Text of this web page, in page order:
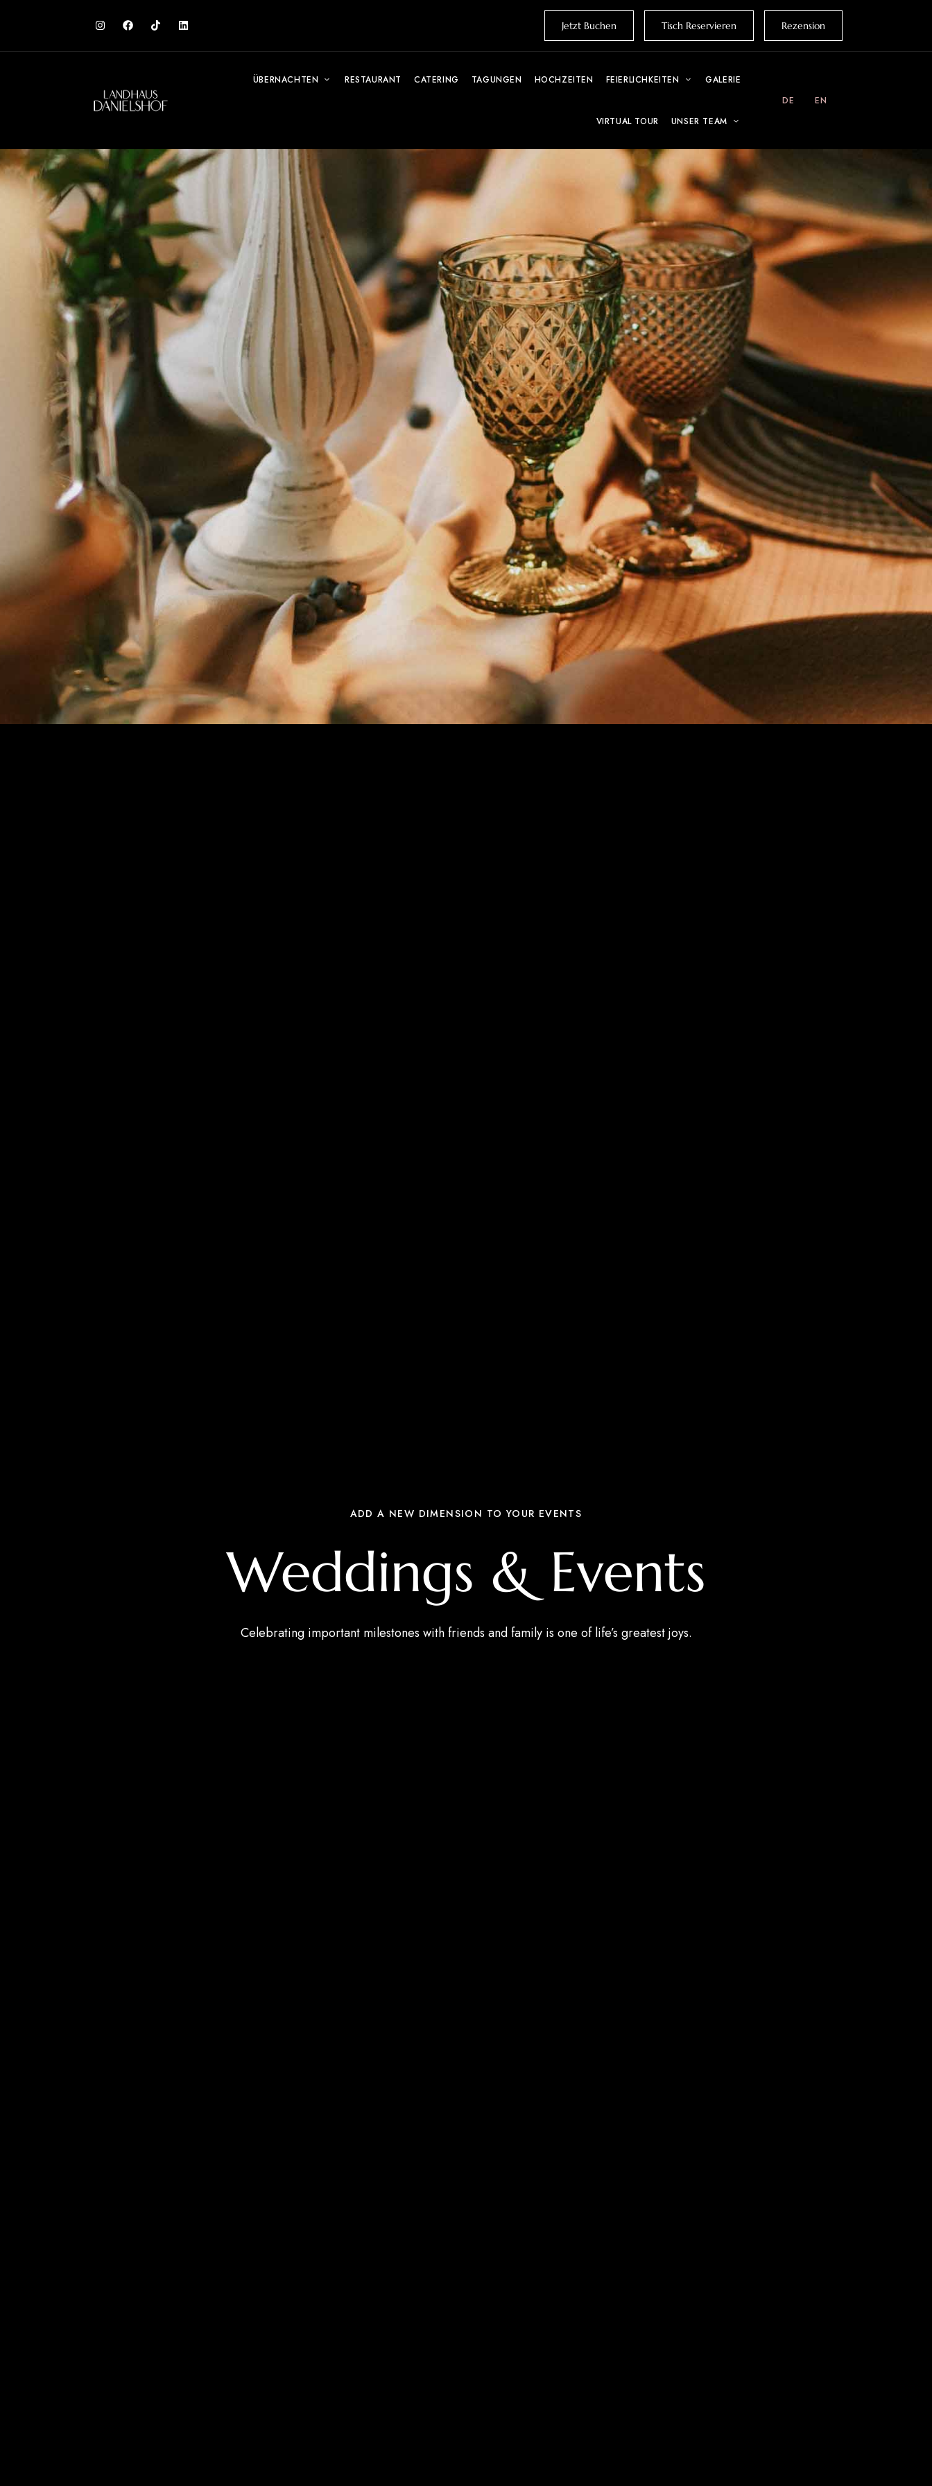
Jetzt Buchen Tisch Reservieren Rezension
ÜBERNACHTEN RESTAURANT CATERING TAGUNGEN HOCHZEITEN FEIERLICHKEITEN GALERIE
VIRTUAL TOUR UNSER TEAM
DE EN
ADD A NEW DIMENSION TO YOUR EVENTS
Weddings & Events
Celebrating important milestones with friends and family is one of life’s greatest joys.